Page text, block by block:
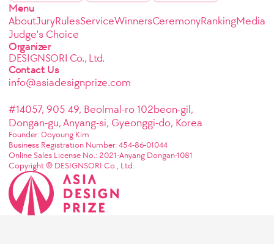
Menu
AboutJuryRulesServiceWinnersCeremonyRankingMedia
Judge's Choice
Organizer
DESIGNSORI Co., Ltd.
Contact Us
info@asiadesignprize.com
#14057, 905 49, Beolmal-ro 102beon-gil,
Dongan-gu, Anyang-si, Gyeonggi-do, Korea
Founder: Doyoung Kim
Business Registration Number: 454-86-01044
Online Sales License No.: 2021-Anyang Dongan-1081
Copyright © DESIGNSORI Co., Ltd.